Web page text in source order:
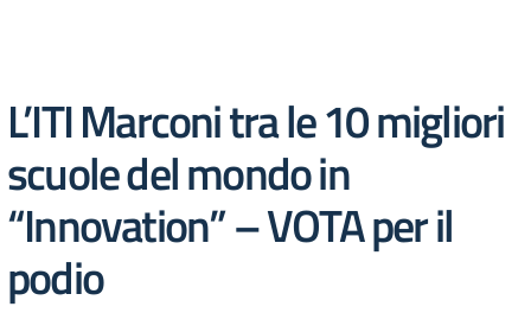
L’ITI Marconi tra le 10 migliori
scuole del mondo in
“Innovation” – VOTA per il
podio